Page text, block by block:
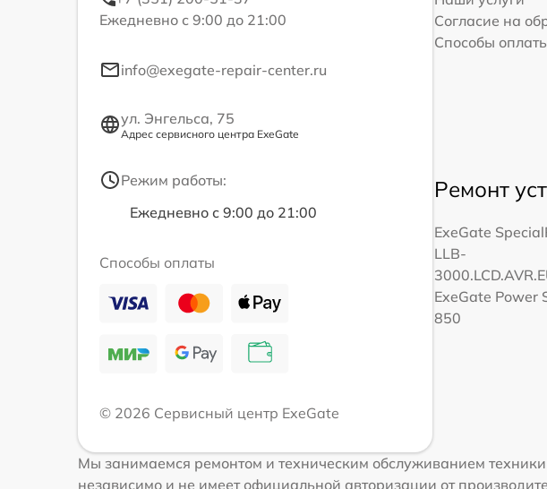
Ежедневно с 9:00 до 21:00
info@exegate-repair-center.ru
ул. Энгельса, 75
Адрес сервисного центра ExeGate
Режим работы:
Ежедневно с 9:00 до 21:00
Способы оплаты
© 2026 Сервисный центр ExeGate
Согласие на
Способы
Ремонт
ExeGate
LLB-
ExeGate Power
850
Мы занимаемся ремонтом и техническим обслуживанием
независимо и не имеет официальной авторизации от